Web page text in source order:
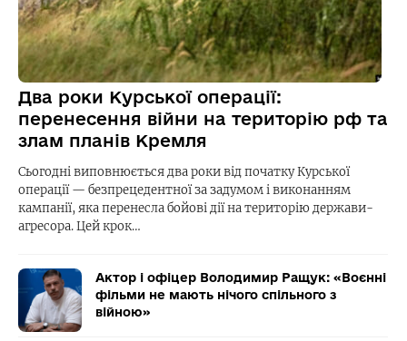
Два роки Курської операції:
перенесення війни на територію рф та
злам планів Кремля
Сьогодні виповнюється два роки від початку Курської
операції — безпрецедентної за задумом і виконанням
кампанії, яка перенесла бойові дії на територію держави-
агресора. Цей крок…
Актор і офіцер Володимир Ращук: «Воєнні
фільми не мають нічого спільного з
війною»